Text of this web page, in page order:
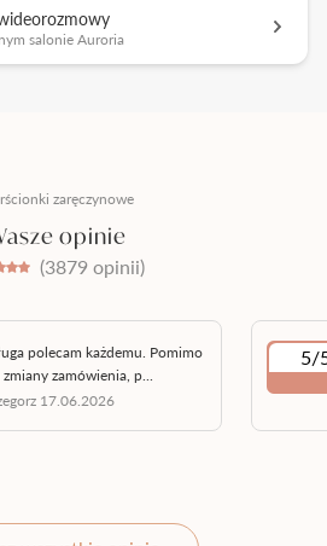
salonie Auroria
zaręczynowe
opinie
(3879 opinii)
polecam każdemu. Pomimo
zamówienia, p...
17.06.2026
5/